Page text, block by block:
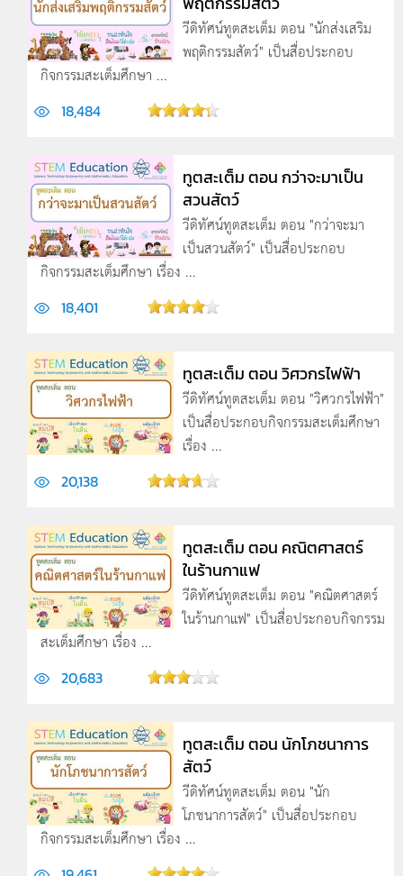
วีดิทัศน์ทูตสะเต็ม ตอน "นักส่งเสริม
พฤติกรรมสัตว์" เป็นสื่อประกอบ
กิจกรรมสะเต็มศึกษา ...
18,484
ทูตสะเต็ม ตอน กว่าจะมาเป็น
สวนสัตว์
วีดิทัศน์ทูตสะเต็ม ตอน "กว่าจะมา
เป็นสวนสัตว์" เป็นสื่อประกอบ
กิจกรรมสะเต็มศึกษา เรื่อง ...
18,401
ทูตสะเต็ม ตอน วิศวกรไฟฟ้า
วีดิทัศน์ทูตสะเต็ม ตอน "วิศวกรไฟฟ้า"
เป็นสื่อประกอบกิจกรรมสะเต็มศึกษา
เรื่อง ...
20,138
ทูตสะเต็ม ตอน คณิตศาสตร์
ในร้านกาแฟ
วีดิทัศน์ทูตสะเต็ม ตอน "คณิตศาสตร์
ในร้านกาแฟ" เป็นสื่อประกอบกิจกรรม
สะเต็มศึกษา เรื่อง ...
20,683
ทูตสะเต็ม ตอน นักโภชนาการ
สัตว์
วีดิทัศน์ทูตสะเต็ม ตอน "นัก
โภชนาการสัตว์" เป็นสื่อประกอบ
กิจกรรมสะเต็มศึกษา เรื่อง ...